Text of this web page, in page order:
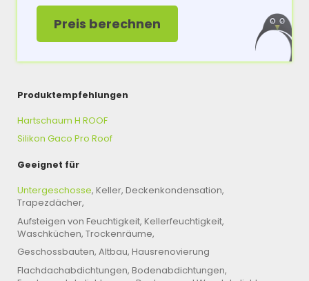
Preis berechnen
Produktempfehlungen
Hartschaum H ROOF
Silikon Gaco Pro Roof
Geeignet für
Untergeschosse, Keller, Deckenkondensation,
Trapezdächer,
Aufsteigen von Feuchtigkeit, Kellerfeuchtigkeit,
Waschküchen, Trockenräume,
Geschossbauten, Altbau, Hausrenovierung
Flachdachabdichtungen, Bodenabdichtungen,